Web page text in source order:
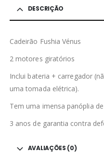
DESCRIÇÃO
Cadeirão Fushia Vénus
2 motores giratórios
Inclui bateria + carregador
uma tomada elétrica).
Tem uma imensa panóplia
3 anos de garantia contra
AVALIAÇÕES (0)